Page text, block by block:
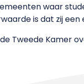
waar
is dat zij
Tweede Kamer